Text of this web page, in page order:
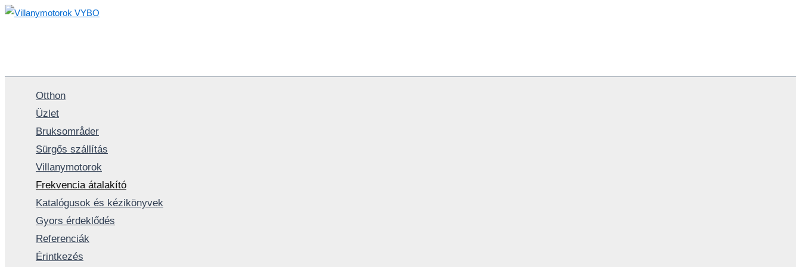
Skip
Otthon
Üzlet
Bruksområder
Sürgős szállítás
Villanymotorok
Frekvencia átalakító
Katalógusok és kézikönyvek
Gyors érdeklődés
Referenciák
Érintkezés